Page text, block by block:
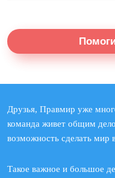
Друзья, Правмир уже
команда живет общим
возможность сделать мир
Такое важное и большое